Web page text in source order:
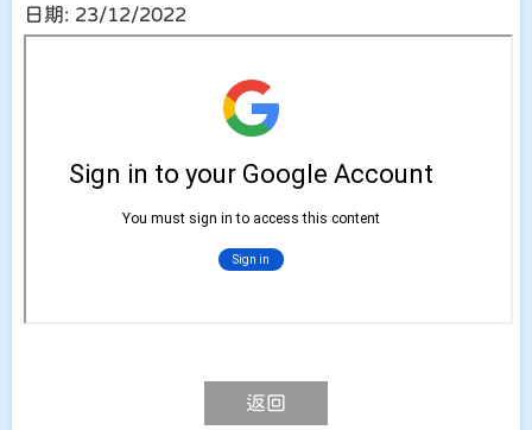
日期: 23/12/2022
返回